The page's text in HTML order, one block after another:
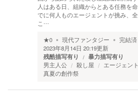
人はある日、組織からとある任務を
でに何人ものエージェントが挑み、
こ…
★0 現代ファンタジー 完結済
2023年8月14日 20:19更新
残酷描写有り 暴力描写有り
男主人公 殺し屋 エージェント
真夏の創作祭